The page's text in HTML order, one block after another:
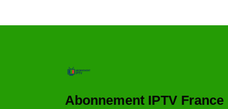
Abonnement IPTV France